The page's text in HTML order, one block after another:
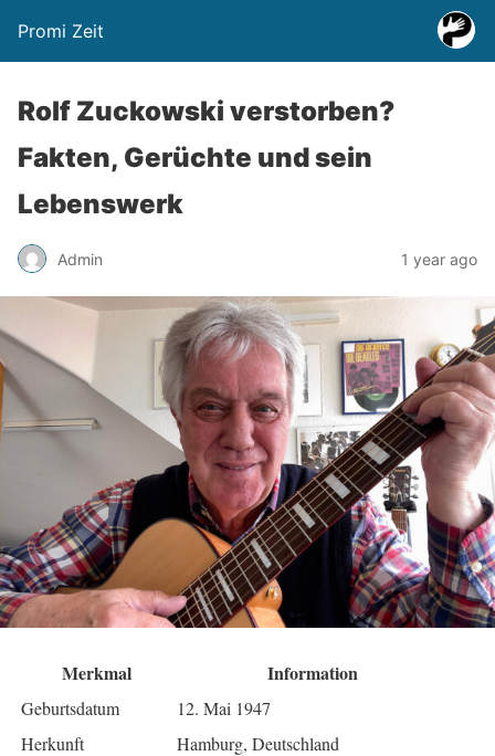
Promi Zeit
Rolf Zuckowski verstorben?
Fakten, Gerüchte und sein
Lebenswerk
Admin 1 year ago
Merkmal Information
Geburtsdatum
12. Mai 1947
Herkunft
Hamburg, Deutschland